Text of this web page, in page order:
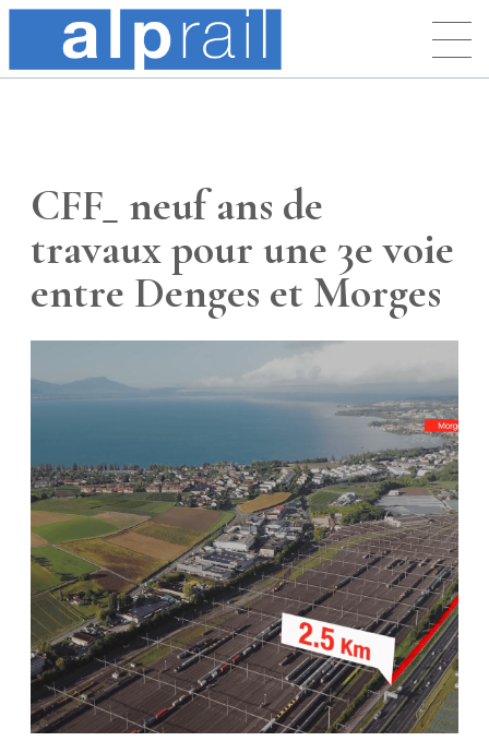
CFF_ neuf ans de
travaux pour une 3e voie
entre Denges et Morges